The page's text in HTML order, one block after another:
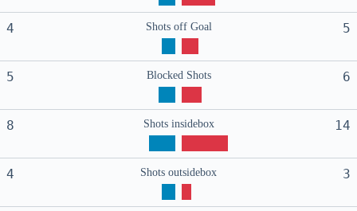
4 Shots off Goal 5
5 Blocked Shots 6
8 Shots insidebox 14
4 Shots outsidebox 3